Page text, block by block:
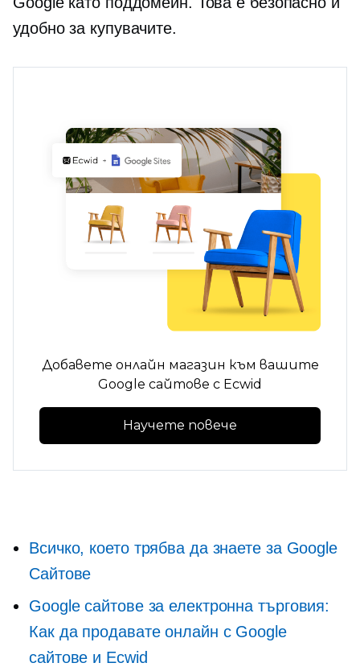
удобно за купувачите.
Добавете онлайн магазин към вашите
Google сайтове с Ecwid
Научете повече
Всичко, което трябва да знаете за Google
Сайтове
Google сайтове за електронна търговия:
Как да продавате онлайн с Google
сайтове и Ecwid